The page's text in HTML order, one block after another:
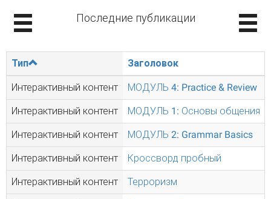
Последние публикации
Тип Заголовок
Интерактивный контент МОДУЛЬ 4: Practice & Review
Интерактивный контент МОДУЛЬ 1: Основы общения
Интерактивный контент МОДУЛЬ 2: Grammar Basics
Интерактивный контент Кроссворд пробный
Интерактивный контент Терроризм